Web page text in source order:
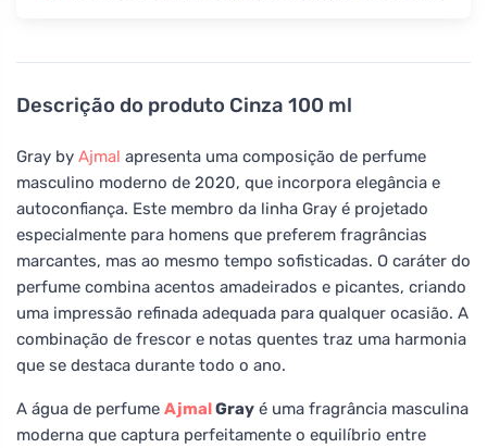
Descrição do produto Cinza 100 ml
Gray by Ajmal apresenta uma composição de perfume
masculino moderno de 2020, que incorpora elegância e
autoconfiança. Este membro da linha Gray é projetado
especialmente para homens que preferem fragrâncias
marcantes, mas ao mesmo tempo sofisticadas. O caráter do
perfume combina acentos amadeirados e picantes, criando
uma impressão refinada adequada para qualquer ocasião. A
combinação de frescor e notas quentes traz uma harmonia
que se destaca durante todo o ano.
A água de perfume AjmalGray é uma fragrância masculina
moderna que captura perfeitamente o equilíbrio entre